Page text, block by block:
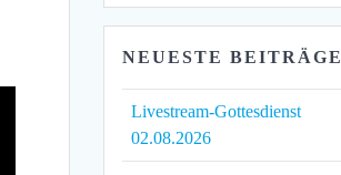
NEUESTE BEITRÄGE
Livestream-Gottesdienst
02.08.2026